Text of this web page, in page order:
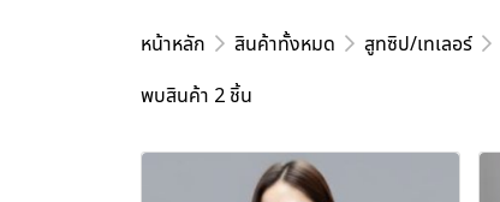
หน้าหลัก สินค้าทั้งหมด สูทซิป/เทเลอร์
พบสินค้า 2 ชิ้น